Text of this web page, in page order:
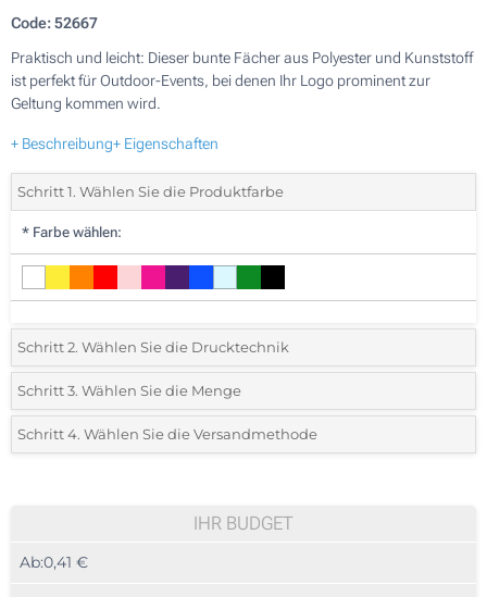
Code:52667
Praktisch und leicht: Dieser bunte Fächer aus Polyester und Kunststoff
ist perfekt für Outdoor-Events, bei denen Ihr Logo prominent zur
Geltung kommen wird.
+ Beschreibung+ Eigenschaften
Schritt 1. Wählen Sie die Produktfarbe
* Farbe wählen:
Schritt 2. Wählen Sie die Drucktechnik
*Wählen Sie die Druck- und Farbtechniken für Ihr Logo:
1 Farbig (Auf dem Stab)
Schritt 3. Wählen Sie die Menge
*Bitte wählen Sie Ihre gewünschte Menge
20
Schritt 4. Wählen Sie die Versandmethode
IHR BUDGET
Ab:0,41 €